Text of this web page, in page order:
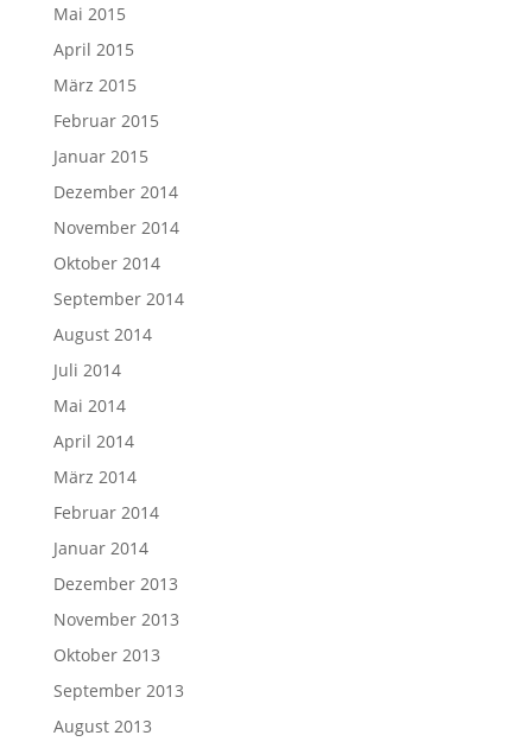
Mai 2015
April 2015
März 2015
Februar 2015
Januar 2015
Dezember 2014
November 2014
Oktober 2014
September 2014
August 2014
Juli 2014
Mai 2014
April 2014
März 2014
Februar 2014
Januar 2014
Dezember 2013
November 2013
Oktober 2013
September 2013
August 2013